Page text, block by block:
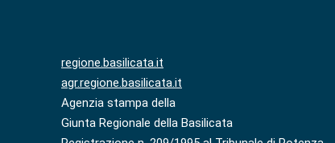
regione.basilicata.it
agr.regione.basilicata.it
Agenzia stampa della
Giunta Regionale della Basilicata